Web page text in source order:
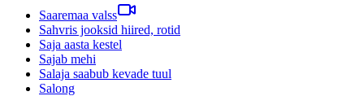
Saaremaa valss
Sahvris jooksid hiired, rotid
Saja aasta kestel
Sajab mehi
Salaja saabub kevade tuul
Salong